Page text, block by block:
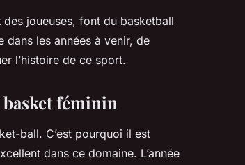
des joueuses, font du basketball
dans les années à venir, de
l’histoire de ce sport.
féminin
ball. C’est pourquoi il est
dans ce domaine. L’année